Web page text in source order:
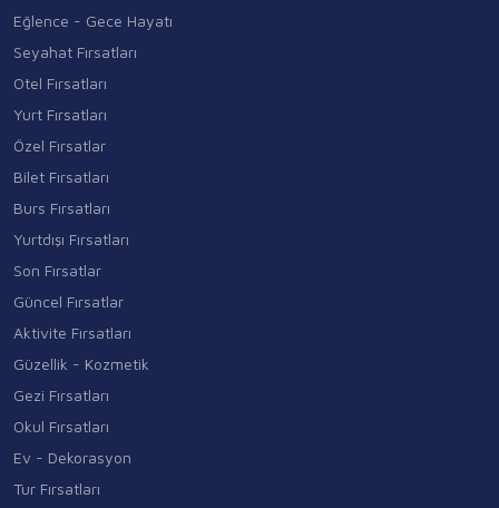
Eğlence - Gece Hayatı
Seyahat Fırsatları
Otel Fırsatları
Yurt Fırsatları
Özel Fırsatlar
Bilet Fırsatları
Burs Fırsatları
Yurtdışı Fırsatları
Son Fırsatlar
Güncel Fırsatlar
Aktivite Fırsatları
Güzellik - Kozmetik
Gezi Fırsatları
Okul Fırsatları
Ev - Dekorasyon
Tur Fırsatları